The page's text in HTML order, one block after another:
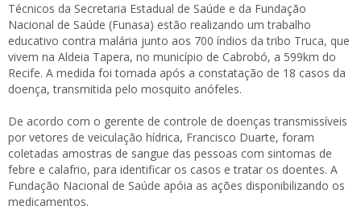
Técnicos da Secretaria Estadual de Saúde e da Fundação
Nacional de Saúde (Funasa) estão realizando um trabalho
educativo contra malária junto aos 700 índios da tribo Truca, que
vivem na Aldeia Tapera, no município de Cabrobó, a 599km do
Recife. A medida foi tomada após a constatação de 18 casos da
doença, transmitida pelo mosquito anófeles.
De acordo com o gerente de controle de doenças transmissíveis
por vetores de veiculação hídrica, Francisco Duarte, foram
coletadas amostras de sangue das pessoas com sintomas de
febre e calafrio, para identificar os casos e tratar os doentes. A
Fundação Nacional de Saúde apóia as ações disponibilizando os
medicamentos.